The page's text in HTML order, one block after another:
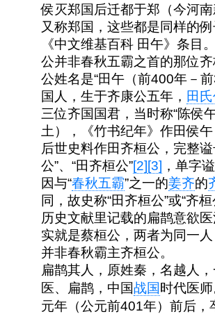
侯灭郑国后迁都于郑（今河
又称郑国，这些都是同样的
《中文维基百科 田午》条目
公并非春秋五霸之首的那位
公姓名是“田午（前400年－
国人，生于齐康公五年， 田
三位齐国国君，当时称“陈侯
土），《竹书纪年》作田侯
后世史料作田齐桓公 ，完整
公”、“田齐桓公”[2][3] ，单字
因与“春秋五霸”之一的姜齐的
同，故史称“田齐桓公”或“齐桓
历史文献里记载的扁鹊意欲
实就是蔡桓公，两者为同一
并非春秋霸主齐桓公。
扁鹊其人，原姓秦，名越人
医、扁鹊，中国战国时代医
元年（公元前401年）前后，